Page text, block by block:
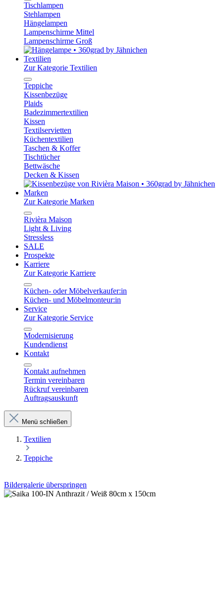
Tischlampen
Stehlampen
Hängelampen
Lampenschirme Mittel
Lampenschirme Groß
Textilien
Zur Kategorie Textilien
Teppiche
Kissenbezüge
Plaids
Badezimmertextilien
Kissen
Textilservietten
Küchentextilien
Taschen & Koffer
Tischtücher
Bettwäsche
Decken & Kissen
Marken
Zur Kategorie Marken
Rivièra Maison
Light & Living
Stressless
SALE
Prospekte
Karriere
Zur Kategorie Karriere
Küchen- oder Möbelverkaufer:in
Küchen- und Möbelmonteur:in
Service
Zur Kategorie Service
Modernisierung
Kundendienst
Kontakt
Kontakt aufnehmen
Termin vereinbaren
Rückruf vereinbaren
Auftragsauskunft
Menü schließen
Textilien
Teppiche
Bildergalerie überspringen